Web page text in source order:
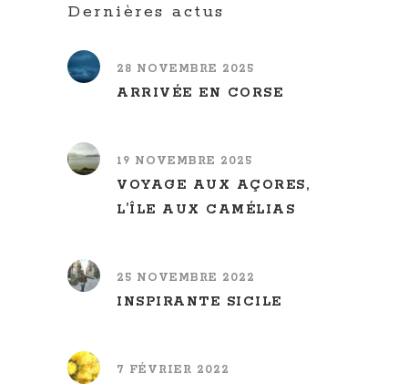
Dernières actus
28 NOVEMBRE 2025
ARRIVÉE EN CORSE
19 NOVEMBRE 2025
VOYAGE AUX AÇORES,
L’ÎLE AUX CAMÉLIAS
25 NOVEMBRE 2022
INSPIRANTE SICILE
7 FÉVRIER 2022